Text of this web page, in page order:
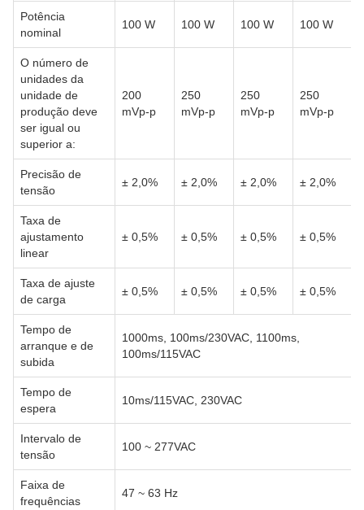
Potência
nominal
100 W 100 W 100 W 100 W
O número de
unidades da
unidade de
produção deve
ser igual ou
superior a:
200
mVp-p
250
mVp-p
250
mVp-p
250
mVp-p
Precisão de
tensão
± 2,0% ± 2,0% ± 2,0% ± 2,0%
Taxa de
ajustamento
linear
± 0,5% ± 0,5% ± 0,5% ± 0,5%
Taxa de ajuste
de carga
± 0,5% ± 0,5% ± 0,5% ± 0,5%
Tempo de
arranque e de
subida
1000ms, 100ms/230VAC, 1100ms,
100ms/115VAC
Tempo de
espera
10ms/115VAC, 230VAC
Intervalo de
tensão
100 ~ 277VAC
Faixa de
frequências
47 ~ 63 Hz